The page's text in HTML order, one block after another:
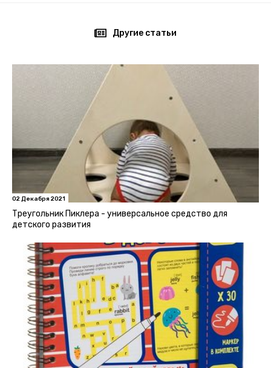
Другие статьи
02 Декабря 2021
Треугольник Пиклера - универсальное средство для
детского развития